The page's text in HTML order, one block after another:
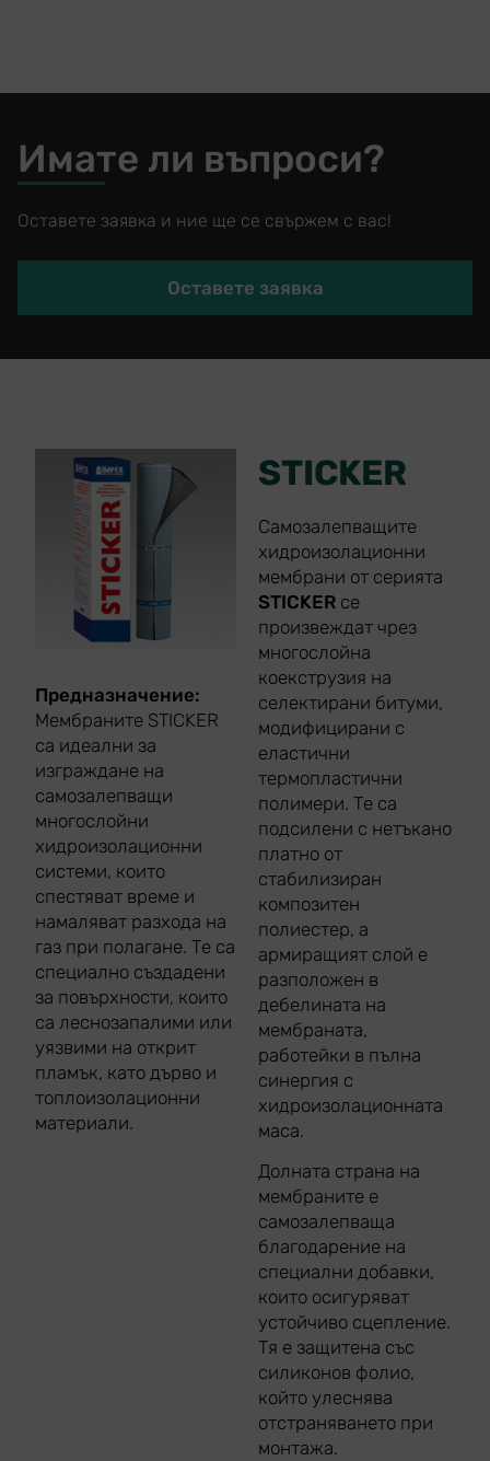
Имате ли въпроси?
Оставете заявка и ние ще се свържем с вас!
Оставете заявка
Предназначение:
Мембраните STICKER
са идеални за
изграждане на
самозалепващи
многослойни
хидроизолационни
системи, които
спестяват време и
намаляват разхода на
газ при полагане. Те са
специално създадени
за повърхности, които
са леснозапалими или
уязвими на открит
пламък, като дърво и
топлоизолационни
материали.
STICKER
Самозалепващите
хидроизолационни
мембрани от серията
STICKER се
произвеждат чрез
многослойна
коекструзия на
селектирани битуми,
модифицирани с
еластични
термопластични
полимери. Те са
подсилени с нетъкано
платно от
стабилизиран
композитен
полиестер, а
армиращият слой е
разположен в
дебелината на
мембраната,
работейки в пълна
синергия с
хидроизолационната
маса.
Долната страна на
мембраните е
самозалепваща
благодарение на
специални добавки,
които осигуряват
устойчиво сцепление.
Тя е защитена със
силиконов фолио,
който улеснява
отстраняването при
монтажа.